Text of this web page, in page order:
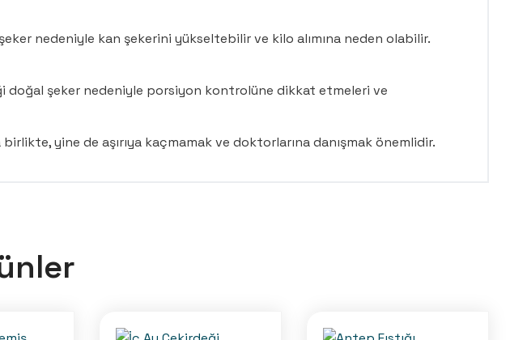
nedeniyle kan şekerini yükseltebilir ve kilo alımına neden olabilir.
doğal şeker nedeniyle porsiyon kontrolüne dikkat etmeleri ve
yine de aşırıya kaçmamak ve doktorlarına danışmak önemlidir.